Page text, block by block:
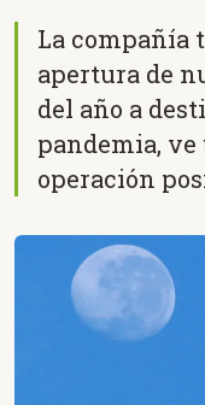
La compañía
apertura de
del año a
pandemia,
operación